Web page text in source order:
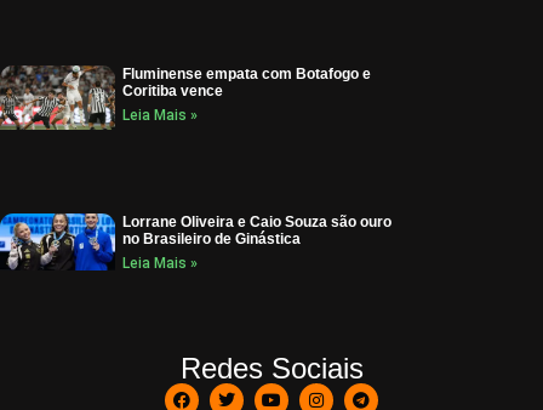
Fluminense empata com Botafogo e
Coritiba vence
Leia Mais »
Lorrane Oliveira e Caio Souza são ouro
no Brasileiro de Ginástica
Leia Mais »
Redes Sociais